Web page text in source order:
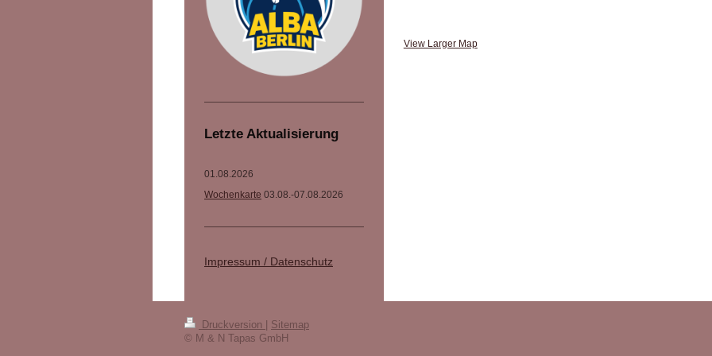
View Larger Map
Letzte Aktualisierung
01.08.2026
Wochenkarte 03.08.-07.08.2026
Impressum / Datenschutz
Druckversion
Sitemap
© M & N Tapas GmbH